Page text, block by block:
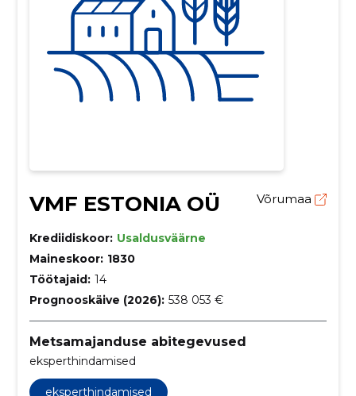
VMF ESTONIA OÜ Võrumaa
Krediidiskoor: Usaldusväärne
Maineskoor: 1830
Töötajaid: 14
Prognooskäive (2026): 538 053 €
Metsamajanduse abitegevused
eksperthindamised
eksperthindamised